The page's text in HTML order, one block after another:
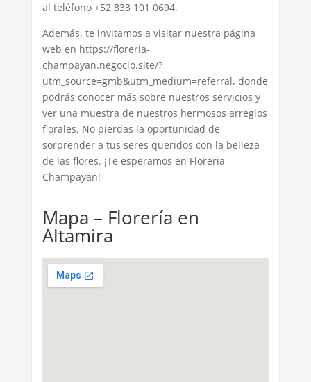
al teléfono +52 833 101 0694.
Además, te invitamos a visitar nuestra página
web en https://floreria-
champayan.negocio.site/?
utm_source=gmb&utm_medium=referral, donde
podrás conocer más sobre nuestros servicios y
ver una muestra de nuestros hermosos arreglos
florales. No pierdas la oportunidad de
sorprender a tus seres queridos con la belleza
de las flores. ¡Te esperamos en Floreria
Champayan!
Mapa – Florería en
Altamira